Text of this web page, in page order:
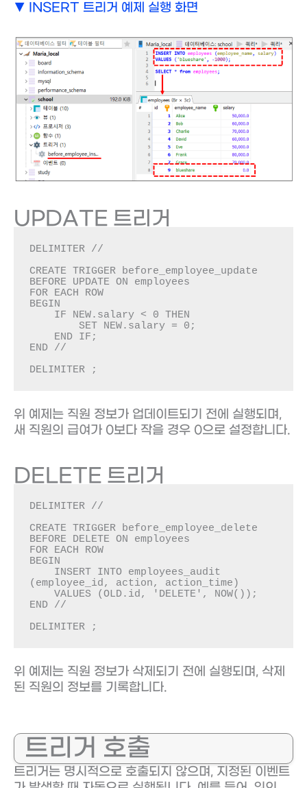
▼ INSERT 트리거 예제 실행 화면
UPDATE 트리거
DELIMITER //
CREATE TRIGGER before_employee_update
BEFORE UPDATE ON employees
FOR EACH ROW
BEGIN
        SET NEW.salary = 0;
END //
DELIMITER ;
위 예제는 직원 정보가 업데이트되기 전에 실행되며,
새 직원의 급여가 0보다 작을 경우 0으로 설정합니다.
DELETE 트리거
DELIMITER //
CREATE TRIGGER before_employee_delete
BEFORE DELETE ON employees
FOR EACH ROW
BEGIN
(employee_id, action, action_time)
    VALUES (OLD.id, 'DELETE', NOW());
END //
DELIMITER ;
위 예제는 직원 정보가 삭제되기 전에 실행되며, 삭제
된 직원의 정보를 기록합니다.
트리거 호출
트리거는 명시적으로 호출되지 않으며, 지정된 이벤트